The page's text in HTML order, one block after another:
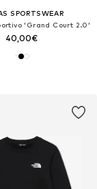
SPORTSWEAR
'Grand Court 2.0'
40,00€